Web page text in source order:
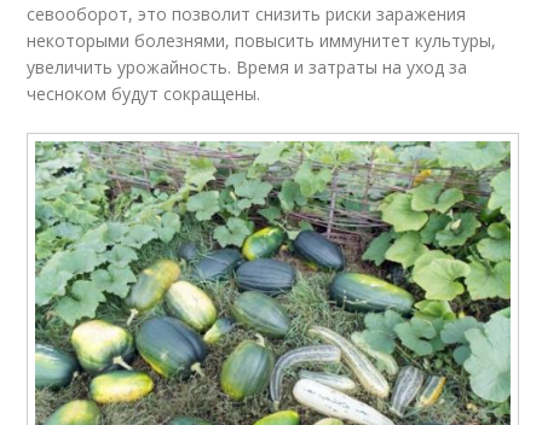
севооборот, это позволит снизить риски заражения
некоторыми болезнями, повысить иммунитет культуры,
увеличить урожайность. Время и затраты на уход за
чесноком будут сокращены.